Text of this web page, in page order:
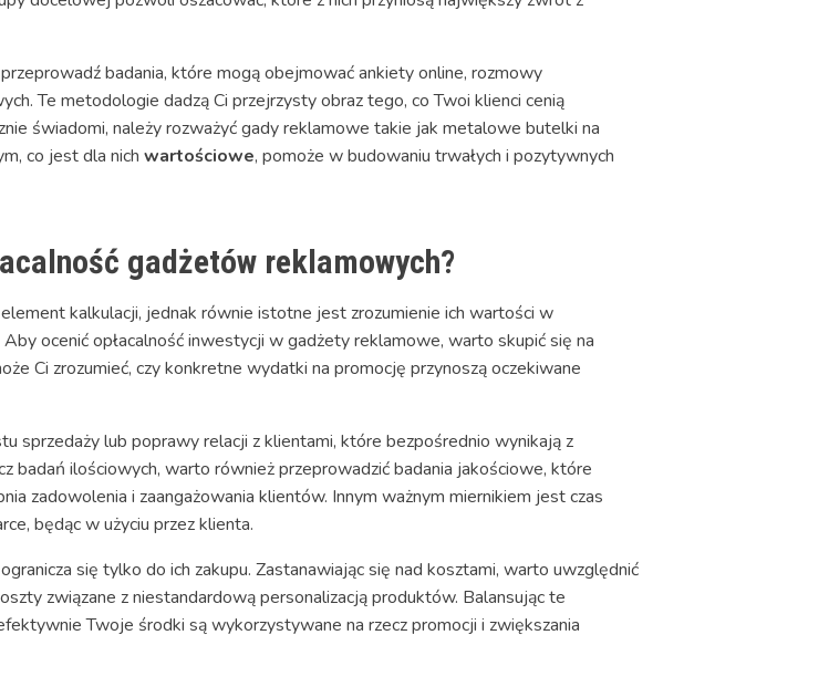
badania, które mogą obejmować ankiety online, rozmowy
Te metodologie dadzą Ci przejrzysty obraz tego, co Twoi klienci cenią
świadomi, należy rozważyć gady reklamowe takie jak metalowe butelki na
co jest dla nich wartościowe, pomoże w budowaniu trwałych i pozytywnych
gadżetów reklamowych?
kalkulacji, jednak równie istotne jest zrozumienie ich wartości w
ocenić opłacalność inwestycji w gadżety reklamowe, warto skupić się na
Ci zrozumieć, czy konkretne wydatki na promocję przynoszą oczekiwane
sprzedaży lub poprawy relacji z klientami, które bezpośrednio wynikają z
badań ilościowych, warto również przeprowadzić badania jakościowe, które
zadowolenia i zaangażowania klientów. Innym ważnym miernikiem jest czas
będąc w użyciu przez klienta.
się tylko do ich zakupu. Zastanawiając się nad kosztami, warto uwzględnić
związane z niestandardową personalizacją produktów. Balansując te
Twoje środki są wykorzystywane na rzecz promocji i zwiększania